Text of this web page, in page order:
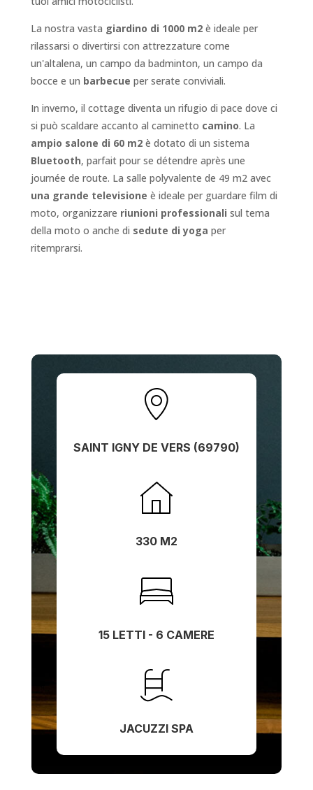
La nostra vasta giardino di 1000 m2 è ideale per
rilassarsi o divertirsi con attrezzature come
un'altalena, un campo da badminton, un campo da
bocce e un barbecue per serate conviviali.
In inverno, il cottage diventa un rifugio di pace dove ci
si può scaldare accanto al caminetto camino. La
ampio salone di 60 m2 è dotato di un sistema
Bluetooth, parfait pour se détendre après une
journée de route. La salle polyvalente de 49 m2 avec
una grande televisione è ideale per guardare film di
moto, organizzare riunioni professionali sul tema
della moto o anche di sedute di yoga per
ritemprarsi.
SAINT IGNY DE VERS (69790)
330 M2
15 LETTI - 6 CAMERE
JACUZZI SPA